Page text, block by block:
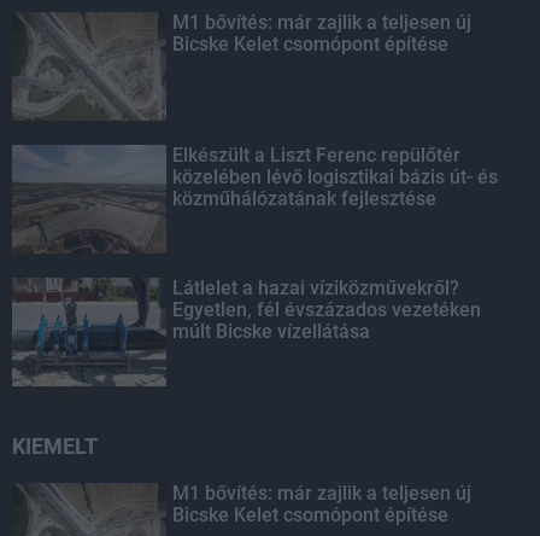
M1 bővítés: már zajlik a teljesen új
Bicske Kelet csomópont építése
Elkészült a Liszt Ferenc repülőtér
közelében lévő logisztikai bázis út- és
közműhálózatának fejlesztése
Látlelet a hazai víziközművekről?
Egyetlen, fél évszázados vezetéken
múlt Bicske vízellátása
KIEMELT
M1 bővítés: már zajlik a teljesen új
Bicske Kelet csomópont építése